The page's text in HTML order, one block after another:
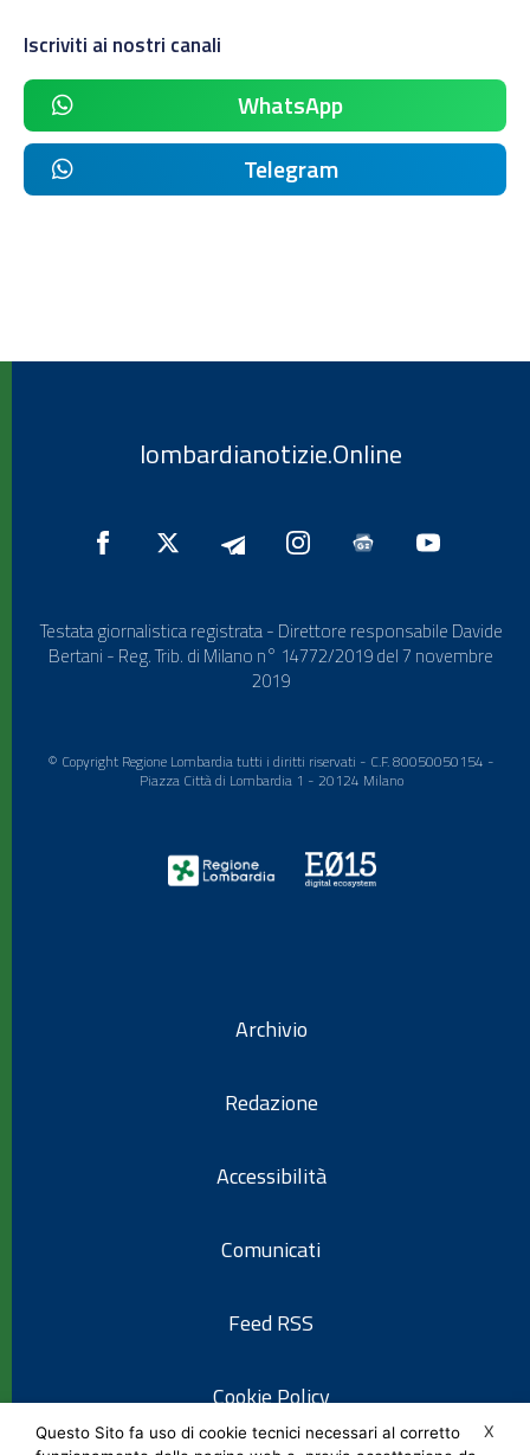
Iscriviti ai nostri canali
WhatsApp
Telegram
lombardianotizie.Online
Testata giornalistica registrata - Direttore responsabile Davide
Bertani - Reg. Trib. di Milano n° 14772/2019 del 7 novembre
2019
© Copyright Regione Lombardia tutti i diritti riservati - C.F. 80050050154 -
Piazza Città di Lombardia 1 - 20124 Milano
Archivio
Redazione
Accessibilità
Comunicati
Feed RSS
Cookie Policy
X
Questo Sito fa uso di cookie tecnici necessari al corretto